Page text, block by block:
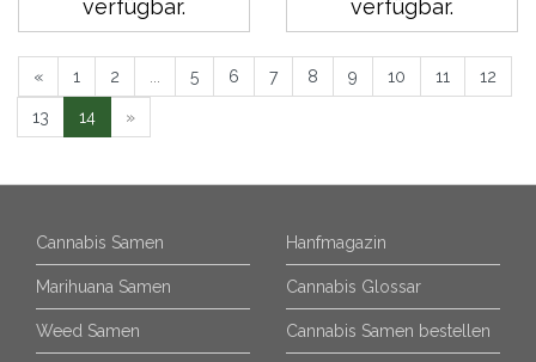
verfügbar.
verfügbar.
« 1 2 5 6 7 8 9 10 11 12
13 14 »
Cannabis Samen
Marihuana Samen
Weed Samen
Hanfmagazin
Cannabis Glossar
Cannabis Samen bestellen